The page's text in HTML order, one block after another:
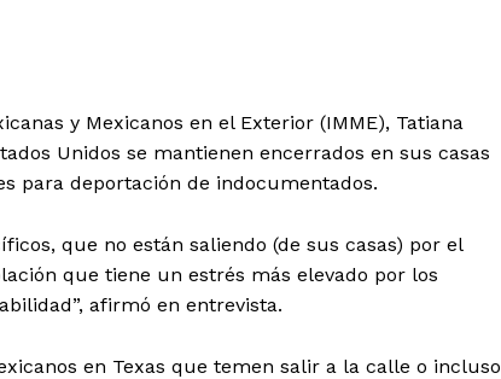
y Mexicanos en el Exterior (IMME), Tatiana
Unidos se mantienen encerrados en sus casas
para deportación de indocumentados.
que no están saliendo (de sus casas) por el
que tiene un estrés más elevado por los
afirmó en entrevista.
en Texas que temen salir a la calle o incluso